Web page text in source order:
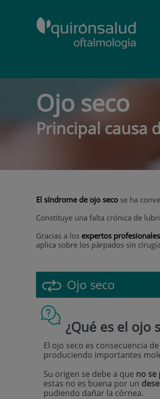
Ojo seco
Principal causa
El síndrome de ojo seco se ha
Constituye una falta crónica de
Gracias a los expertos
aplica sobre los párpados sin
Ojo seco
¿Qué es el ojo
El ojo seco es consecuencia
produciendo importantes
Su origen se debe a que no se
estas no es buena por un
pudiendo dañar la córnea.